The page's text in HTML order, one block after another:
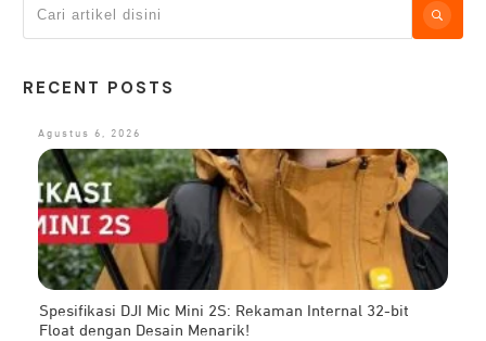
RECENT POSTS
Agustus 6, 2026
Spesifikasi DJI Mic Mini 2S: Rekaman Internal 32-bit
Float dengan Desain Menarik!